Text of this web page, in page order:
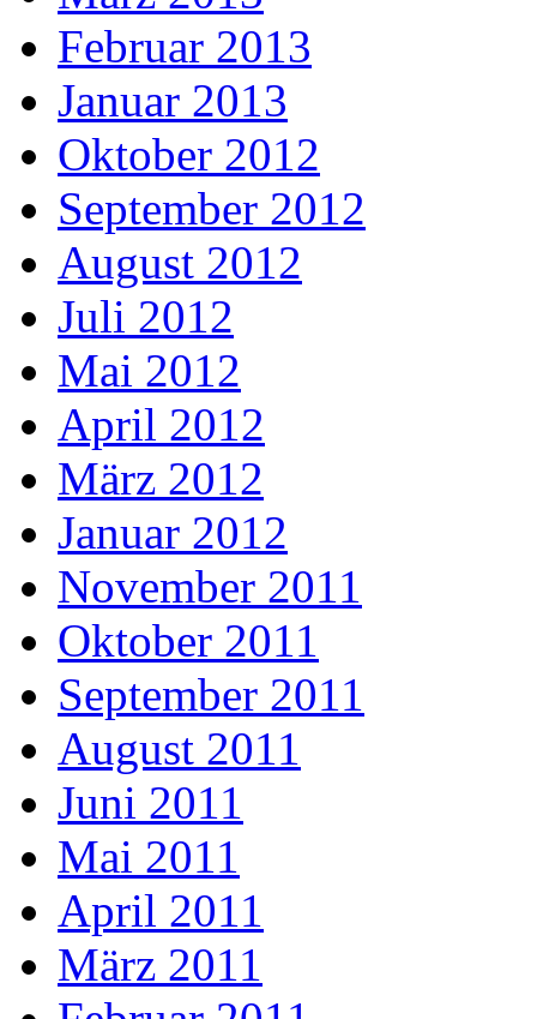
Februar 2013
Januar 2013
Oktober 2012
September 2012
August 2012
Juli 2012
Mai 2012
April 2012
März 2012
Januar 2012
November 2011
Oktober 2011
September 2011
August 2011
Juni 2011
Mai 2011
April 2011
März 2011